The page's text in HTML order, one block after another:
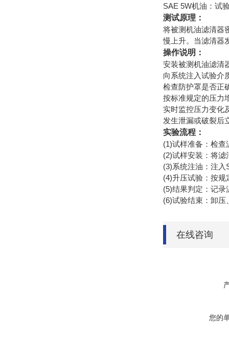
SAE 5W机油：试
测试原理：
将被测机油滤清器
慢上升。当滤清器
操作说明：
安装被测机油滤清
向系统注入试验介
检查防护罩是否正
按标准规定的压力
实时监控压力变化
发生泄漏或破裂后
实验流程：
(1)试样准备：检
(2)试样安装：将
(3)系统注油：注入
(4)升压试验：按
(5)结果判定：记
(6)试验结束：卸
在线咨询
您的